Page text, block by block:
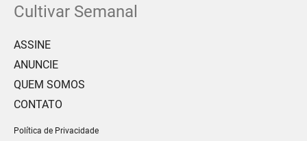
Cultivar Semanal
ASSINE
ANUNCIE
QUEM SOMOS
CONTATO
Política de Privacidade